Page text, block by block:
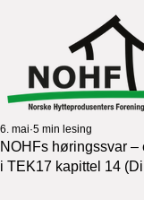
NOHFs høringssvar
i TEK17 kapittel 14
6. mai 5 min lesing